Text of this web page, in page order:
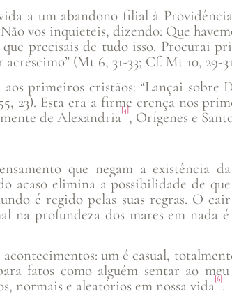
a um abandono filial à
vos inquieteis, dizendo: Que
que precisais de tudo isso. Procurai
(Mt 6, 31-33; Cf. Mt 10, 29-
primeiros cristãos: “Lançai sobre
23). Esta era a firme crença nos
de Alexandria[4], Orígenes e
que negam a existência
acaso elimina a possibilidade de
é regido pelas suas regras. O
na profundeza dos mares em nada
um é casual,
fatos como alguém sentar ao
normais e aleatórios em nossa vida[6].